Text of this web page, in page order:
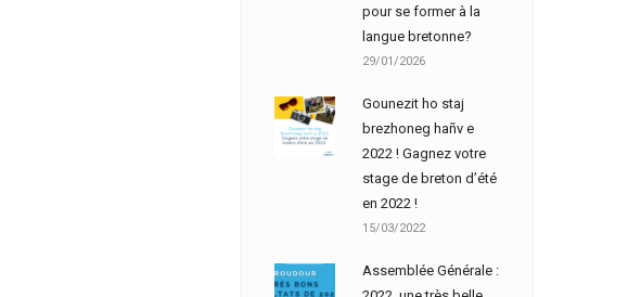
pour se former à la
langue bretonne?
29/01/2026
Gounezit ho staj
brezhoneg hañv e
2022 ! Gagnez votre
stage de breton d’été
en 2022 !
15/03/2022
Assemblée Générale :